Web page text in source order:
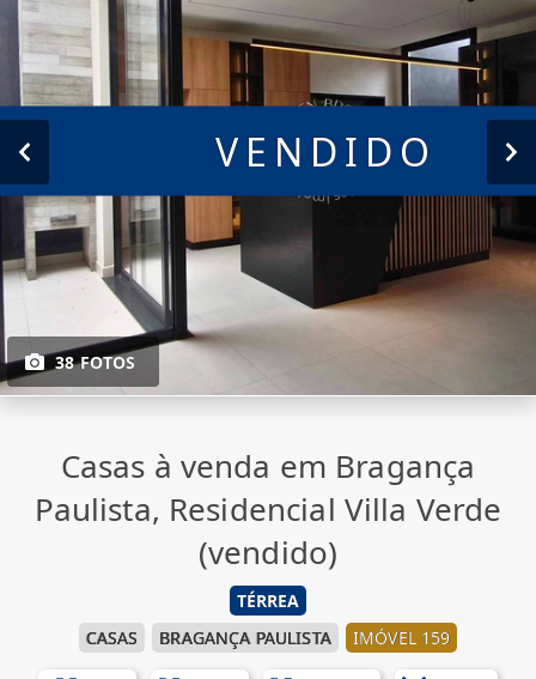
38 FOTOS
VENDIDO
Casas à venda em Bragança
Paulista, Residencial Villa Verde
(vendido)
TÉRREA
CASAS
BRAGANÇA PAULISTA IMÓVEL 159